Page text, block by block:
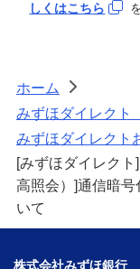
しくはこちら
ホーム
>
みずほダイレクト
みずほダイレクト
[みずほダイレク
高照会）]通信暗
いて
株式会社みずほ銀行